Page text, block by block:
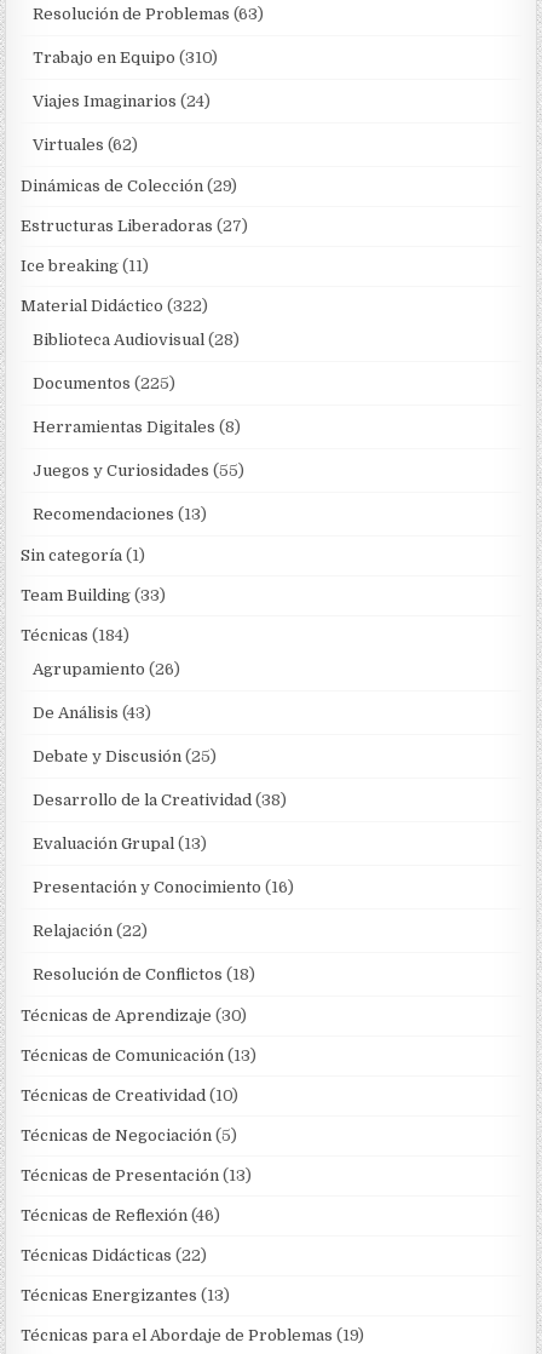
Resolución de Problemas (63)
Trabajo en Equipo (310)
Viajes Imaginarios (24)
Virtuales (62)
Dinámicas de Colección (29)
Estructuras Liberadoras (27)
Ice breaking (11)
Material Didáctico (322)
Biblioteca Audiovisual (28)
Documentos (225)
Herramientas Digitales (8)
Juegos y Curiosidades (55)
Recomendaciones (13)
Sin categoría (1)
Team Building (33)
Técnicas (184)
Agrupamiento (26)
De Análisis (43)
Debate y Discusión (25)
Desarrollo de la Creatividad (38)
Evaluación Grupal (13)
Presentación y Conocimiento (16)
Relajación (22)
Resolución de Conflictos (18)
Técnicas de Aprendizaje (30)
Técnicas de Comunicación (13)
Técnicas de Creatividad (10)
Técnicas de Negociación (5)
Técnicas de Presentación (13)
Técnicas de Reflexión (46)
Técnicas Didácticas (22)
Técnicas Energizantes (13)
Técnicas para el Abordaje de Problemas (19)